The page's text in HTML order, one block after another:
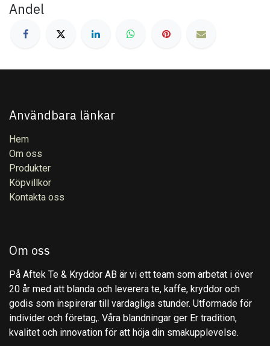
Andel
Användbara länkar
Hem
Om oss
Produkter
Köpvillkor
Kontakta oss
Om oss
På Aftek Te & Kryddor AB är vi ett team som arbetat i över
20 år med att blanda och leverera te, kaffe, kryddor och
godis som inspirerar till vardagliga stunder. Utformade för
individer och företag,. Våra blandningar ger Er tradition,
kvalitet och innovation för att höja din smakupplevelse.